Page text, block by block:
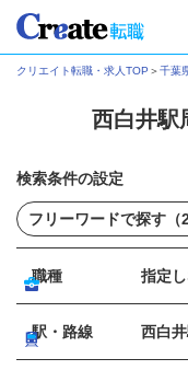
クリエイト転職・求人TOP ＞千葉
西白井駅
検索条件の設定
職種 指定
駅・路線 西白